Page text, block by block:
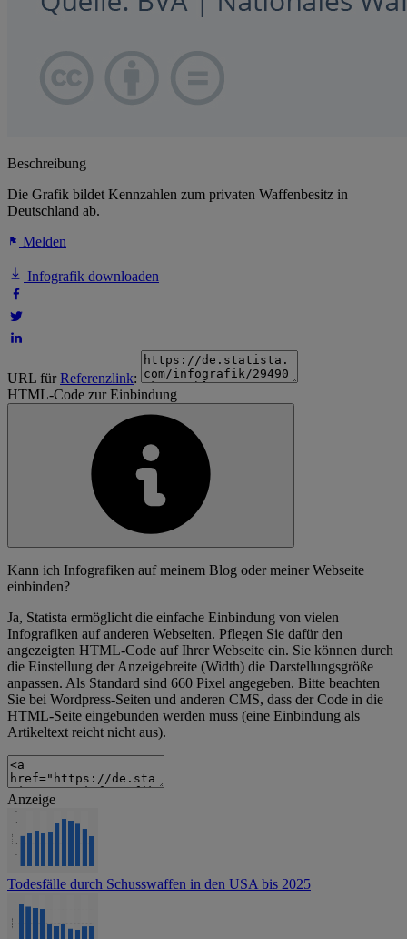
Beschreibung
Die Grafik bildet Kennzahlen zum privaten Waffenbesitz in
Deutschland ab.
Melden
Infografik downloaden
URL fürReferenzlink:
HTML-Code zur Einbindung
Kann ich Infografiken auf meinem Blog oder meiner Webseite
einbinden?
Ja, Statista ermöglicht die einfache Einbindung von vielen
Infografiken auf anderen Webseiten. Pflegen Sie dafür den
angezeigten HTML-Code auf Ihrer Webseite ein. Sie können durch
die Einstellung der Anzeigebreite (Width) die Darstellungsgröße
anpassen. Als Standard sind 660 Pixel angegeben. Bitte beachten
Sie bei Wordpress-Seiten und anderen CMS, dass der Code in die
HTML-Seite eingebunden werden muss (eine Einbindung als
Artikeltext reicht nicht aus).
Anzeige
Todesfälle durch Schusswaffen in den USA bis 2025